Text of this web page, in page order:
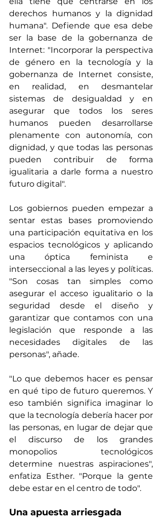
derechos humanos y la dignidad
humana". Defiende que esa debe
ser la base de la gobernanza de
Internet: "Incorporar la perspectiva
de género en la tecnología y la
gobernanza de Internet consiste,
en realidad, en desmantelar
sistemas de desigualdad y en
asegurar que todos los seres
humanos pueden desarrollarse
plenamente con autonomía, con
dignidad, y que todas las personas
pueden contribuir de forma
igualitaria a darle forma a nuestro
futuro digital".
Los gobiernos pueden empezar a
sentar estas bases promoviendo
una participación equitativa en los
espacios tecnológicos y aplicando
una óptica feminista e
interseccional a las leyes y políticas.
"Son cosas tan simples como
asegurar el acceso igualitario o la
seguridad desde el diseño y
garantizar que contamos con una
legislación que responde a las
necesidades digitales de las
personas", añade.
"Lo que debemos hacer es pensar
en qué tipo de futuro queremos. Y
eso también significa imaginar lo
que la tecnología debería hacer por
las personas, en lugar de dejar que
el discurso de los grandes
monopolios tecnológicos
determine nuestras aspiraciones",
enfatiza Esther. "Porque la gente
debe estar en el centro de todo".
Una apuesta arriesgada